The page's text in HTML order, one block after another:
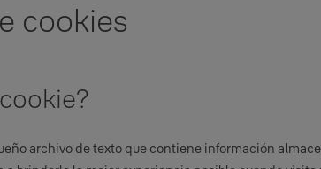
cookies
archivo de texto que contiene información